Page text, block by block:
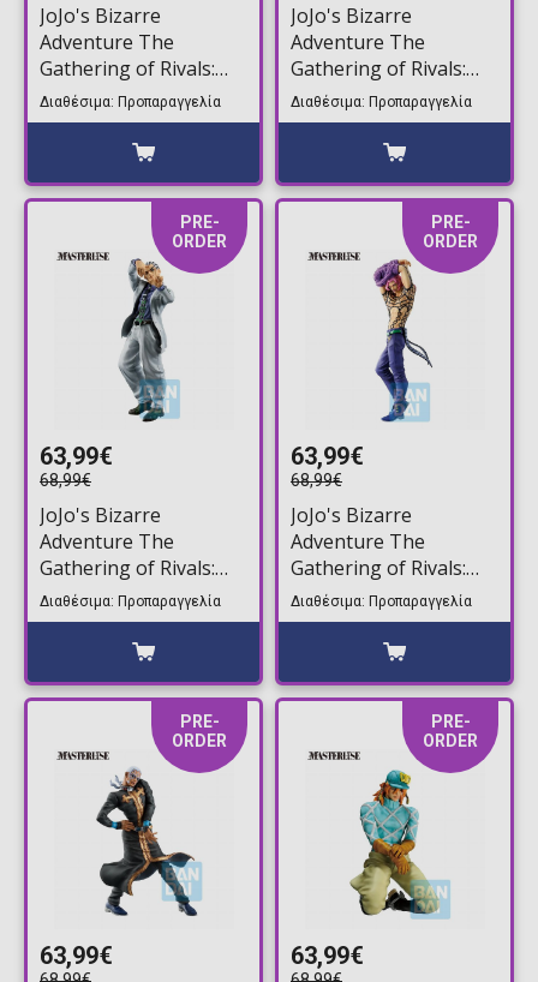
JoJo's Bizarre
Adventure The
Gathering of Rivals:
Masterlise - Kars
Φιγούρα Αγαλματίδιο
Διαθέσιμα: Προπαραγγελία
JoJo's Bizarre
Adventure The
Gathering of Rivals:
Masterlise - Dio
Φιγούρα Αγαλματίδιο
Διαθέσιμα: Προπαραγγελία
PRE-
ORDER
63,99€
68,99€
JoJo's Bizarre
Adventure The
Gathering of Rivals:
Masterlise - Kosaku
Kawajiri Φιγούρα
Αγαλματίδιο (24cm)
Διαθέσιμα: Προπαραγγελία
PRE-
ORDER
63,99€
68,99€
JoJo's Bizarre
Adventure The
Gathering of Rivals:
Masterlise - Diavolo
Φιγούρα Αγαλματίδιο
Διαθέσιμα: Προπαραγγελία
PRE-
ORDER
63,99€
PRE-
ORDER
63,99€